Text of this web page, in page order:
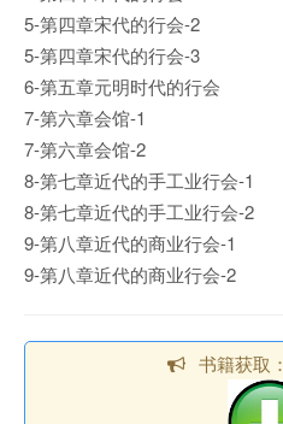
5-第四章宋代的行会-2
5-第四章宋代的行会-3
6-第五章元明时代的行会
7-第六章会馆-1
7-第六章会馆-2
8-第七章近代的手工业行会-1
8-第七章近代的手工业行会-2
9-第八章近代的商业行会-1
9-第八章近代的商业行会-2
书籍获取：